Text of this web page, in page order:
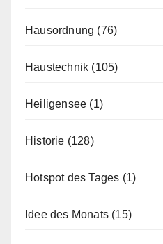
Hausordnung (76)
Haustechnik (105)
Heiligensee (1)
Historie (128)
Hotspot des Tages (1)
Idee des Monats (15)